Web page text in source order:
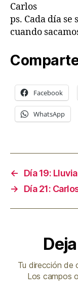
Carlos
ps. Cada día
cuando
Facebook
WhatsApp
←
Día 19: Lluvia
→
Día 21:
Tu dirección de
Los campos